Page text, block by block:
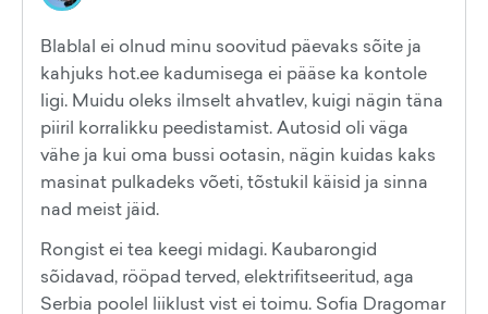
Blablal ei olnud minu soovitud päevaks sõite ja
kahjuks hot.ee kadumisega ei pääse ka kontole
ligi. Muidu oleks ilmselt ahvatlev, kuigi nägin täna
piiril korralikku peedistamist. Autosid oli väga
vähe ja kui oma bussi ootasin, nägin kuidas kaks
masinat pulkadeks võeti, tõstukil käisid ja sinna
nad meist jäid.
Rongist ei tea keegi midagi. Kaubarongid
sõidavad, rööpad terved, elektrifitseeritud, aga
Serbia poolel liiklust vist ei toimu. Sofia Dragomar